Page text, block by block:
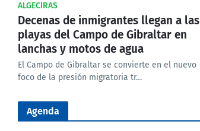
ALGECIRAS
Decenas de inmigrantes llegan a las
playas del Campo de Gibraltar en
lanchas y motos de agua
El Campo de Gibraltar se convierte en el nuevo
foco de la presión migratoria tr…
Agenda